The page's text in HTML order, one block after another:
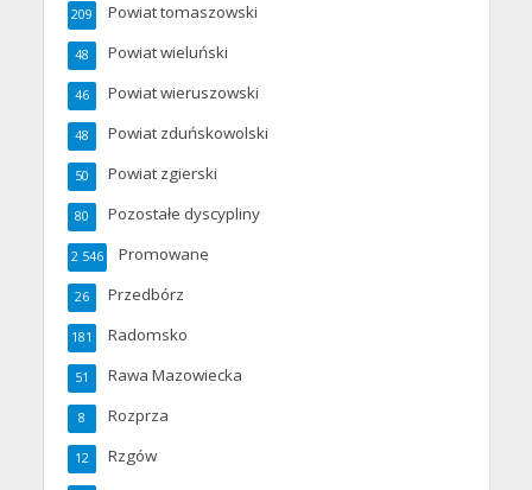
Powiat tomaszowski
209
Powiat wieluński
48
Powiat wieruszowski
46
Powiat zduńskowolski
48
Powiat zgierski
50
Pozostałe dyscypliny
80
Promowane
2 546
Przedbórz
26
Radomsko
181
Rawa Mazowiecka
51
Rozprza
8
Rzgów
12